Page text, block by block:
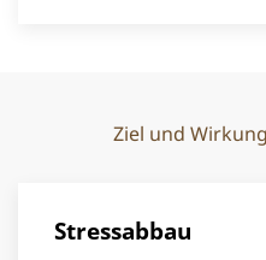
Ziel und
Stressabbau